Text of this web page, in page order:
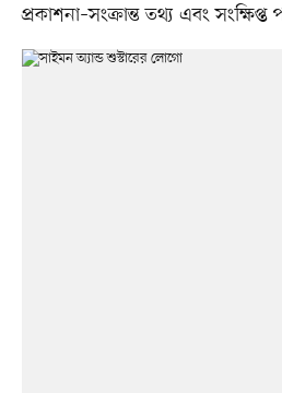
প্রকাশনা–সংক্রান্ত তথ্য এবং